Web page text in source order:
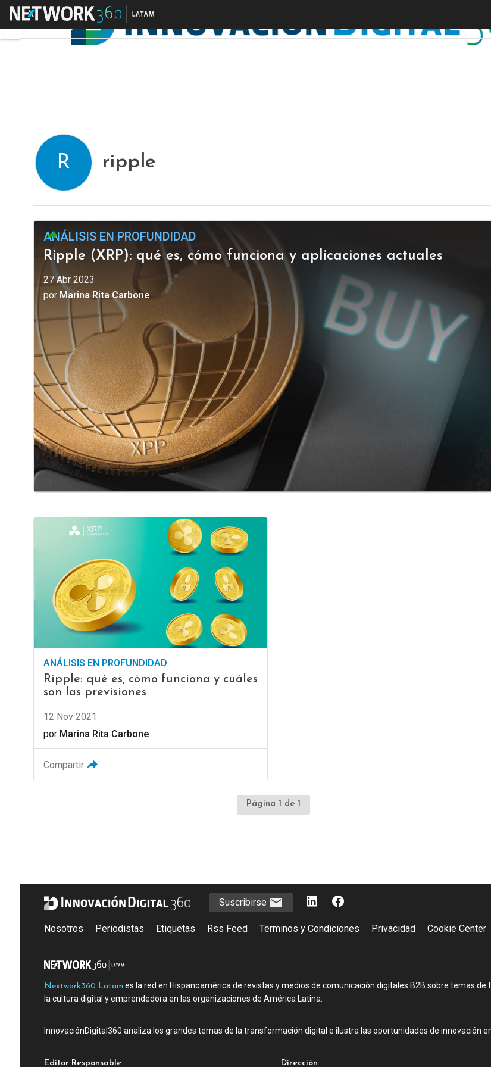
Menú
R ripple
ANÁLISIS EN PROFUNDIDAD
Ripple (XRP): qué es, cómo funciona y aplicaciones actuales
27 Abr 2023
por Marina Rita Carbone
ANÁLISIS EN PROFUNDIDAD
Ripple: qué es, cómo funciona y cuáles
son las previsiones
12 Nov 2021
por Marina Rita Carbone
Compartir
Página 1 de 1
Suscribirse
Nosotros Periodistas Etiquetas Rss Feed Terminos y Condiciones Privacidad Cookie Center
Nextwork360 Latam es la red en Hispanoamérica de revistas y medios de comunicación digitales B2B sobre temas
la cultura digital y emprendedora en las organizaciones de América Latina.
InnovaciónDigital360 analiza los grandes temas de la transformación digital e ilustra las oportunidades de innovación
Editor Responsable Dirección